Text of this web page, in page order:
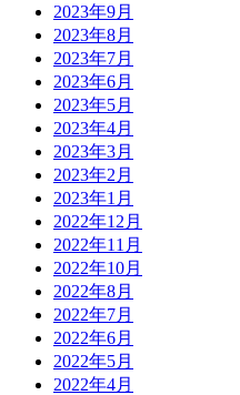
2023年9月
2023年8月
2023年7月
2023年6月
2023年5月
2023年4月
2023年3月
2023年2月
2023年1月
2022年12月
2022年11月
2022年10月
2022年8月
2022年7月
2022年6月
2022年5月
2022年4月